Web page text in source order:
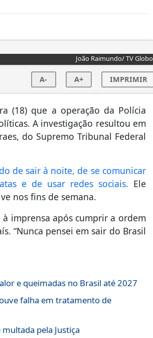
João Raimundo/ TV Globo
A- A+ IMPRIMIR
(18) que a operação da Polícia
A investigação resultou em
do Supremo Tribunal Federal
de sair à noite, de se comunicar
e de usar redes sociais. Ele
nos fins de semana.
imprensa após cumprir a ordem
“Nunca pensei em sair do Brasil
e queimadas no Brasil até 2027
falha em tratamento de
pela Justiça